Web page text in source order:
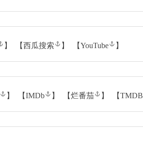
】 【西瓜搜索 】 【YouTube 】
】 【IMDb 】 【烂番茄 】 【TMDB